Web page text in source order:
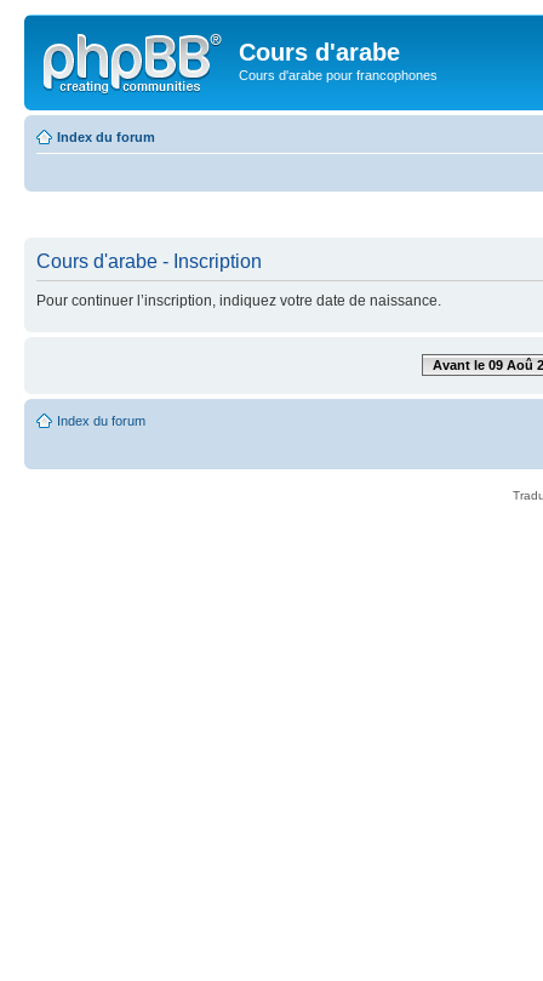
Cours d'arabe
Cours d'arabe pour francophones
Index du forum
Cours d'arabe - Inscription
Pour continuer l’inscription, indiquez votre date de naissance.
Avant le 09 Aoû
Index du forum